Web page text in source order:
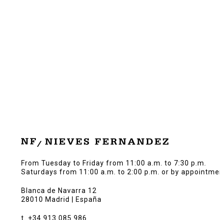
From Tuesday to Friday from 11:00 a.m. to 7:30 p.m.
Saturdays from 11:00 a.m. to 2:00 p.m. or by
Blanca de Navarra 12
28010 Madrid | España
t. +34 913 085 986